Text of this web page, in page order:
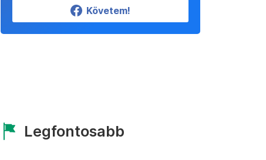
Követem!
Legfontosabb